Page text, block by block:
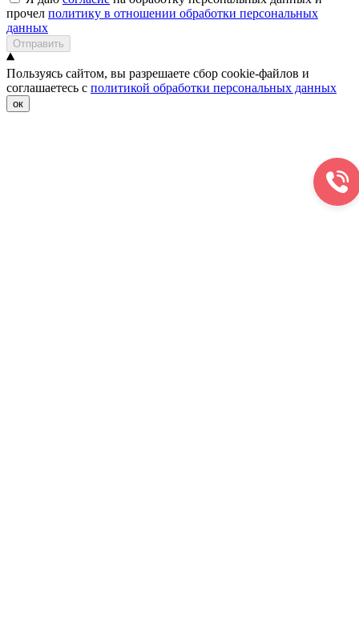
прочел политику в отношении обработки персональных
данных
Отправить
Пользуясь сайтом, вы разрешаете сбор cookie-файлов и
соглашаетесь с политикой обработки персональных данных
ок